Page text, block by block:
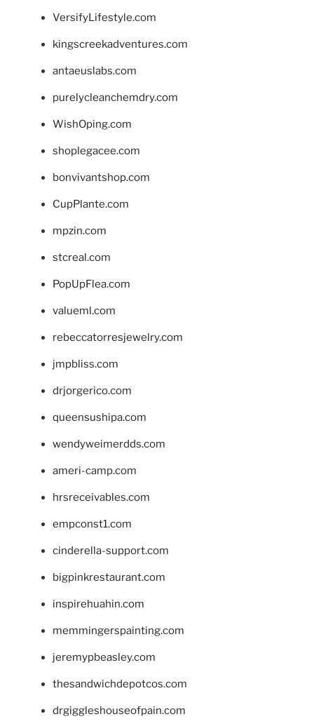
VersifyLifestyle.com
kingscreekadventures.com
antaeuslabs.com
purelycleanchemdry.com
WishOping.com
shoplegacee.com
bonvivantshop.com
CupPlante.com
mpzin.com
stcreal.com
PopUpFlea.com
valueml.com
rebeccatorresjewelry.com
jmpbliss.com
drjorgerico.com
queensushipa.com
wendyweimerdds.com
ameri-camp.com
hrsreceivables.com
empconst1.com
cinderella-support.com
bigpinkrestaurant.com
inspirehuahin.com
memmingerspainting.com
jeremypbeasley.com
thesandwichdepotcos.com
drgiggleshouseofpain.com